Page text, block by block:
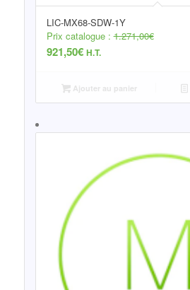
LIC-MX68-SDW-1Y
Prix catalogue :1.271,00€
921,50€ H.T.
Ajouter au panier